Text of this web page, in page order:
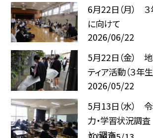
6月22日（月）
に向けて
2026/06/22
5月22日（金）
ティア活動（３年生
2026/05/22
5月13日（水）
力・学習状況調
と」調査